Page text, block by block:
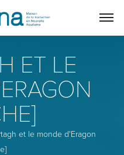
ET LE
et le monde d'Eragon